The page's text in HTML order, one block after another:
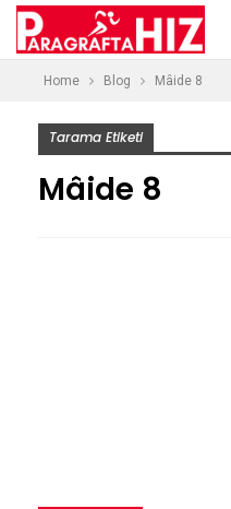
Home Blog Mâide 8
Tarama Etiketi
Mâide 8